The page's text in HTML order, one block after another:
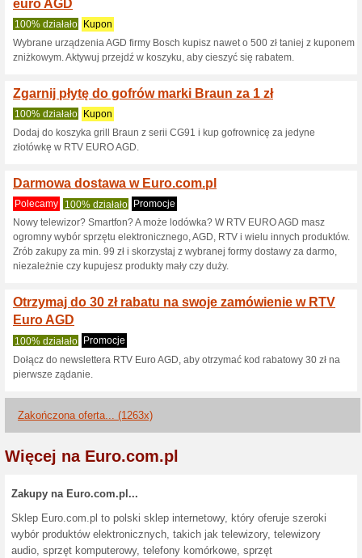
Aktualne rabaty i
Kod rabatowy RTV
100% działało
Zamów produkty objęte
Kod rabatowy
100% działało Kupon
kupić nawet o 15 % taniej.